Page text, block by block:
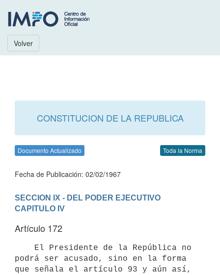
Volver
CONSTITUCION DE LA REPUBLICA
Documento Actualizado Toda la Norma
Fecha de Publicación: 02/02/1967
SECCION IX - DEL PODER EJECUTIVO
CAPITULO IV
Artículo 172
podrá ser acusado, sino en la forma
que señala el artículo 93 y aún así,